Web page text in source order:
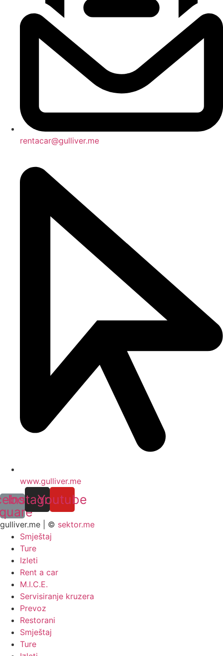
rentacar@gulliver.me
www.gulliver.me
Instagram
Youtube
gulliver.me | © sektor.me
Smještaj
Ture
Izleti
Rent a car
M.I.C.E.
Servisiranje kruzera
Prevoz
Restorani
Smještaj
Ture